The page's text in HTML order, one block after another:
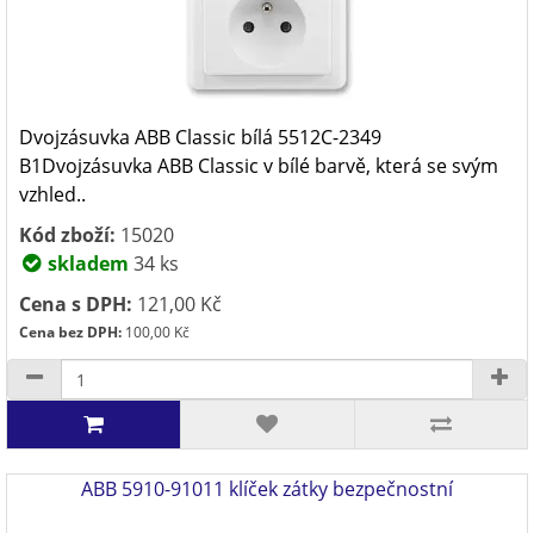
Dvojzásuvka ABB Classic bílá 5512C-2349
B1Dvojzásuvka ABB Classic v bílé barvě, která se svým
vzhled..
Kód zboží: 15020
skladem 34 ks
Cena s DPH: 121,00 Kč
Cena bez DPH: 100,00 Kč
ABB 5910-91011 klíček zátky bezpečnostní